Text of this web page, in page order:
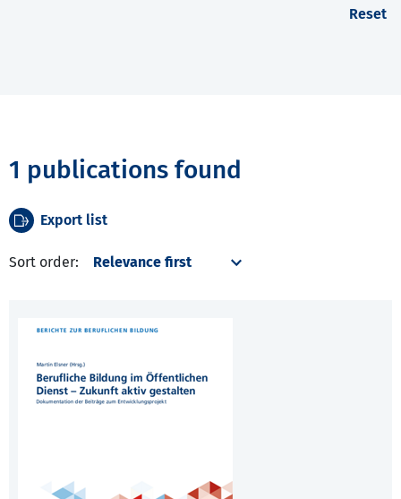
Reset
1 publications found
Export list
Sort order: